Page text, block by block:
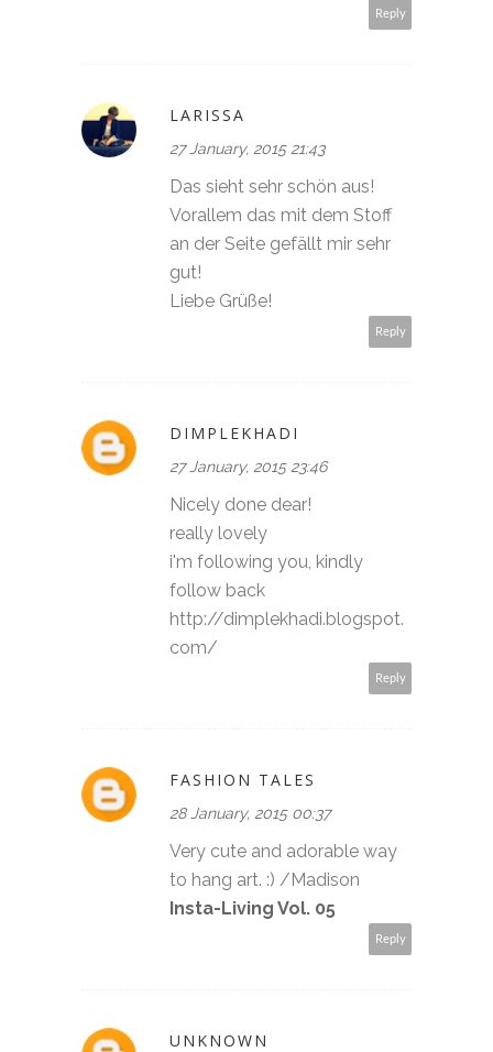
Reply
LARISSA
27 January, 2015 21:43
Das sieht sehr schön aus!
Vorallem das mit dem Stoff
an der Seite gefällt mir sehr
gut!
Liebe Grüße!
Reply
DIMPLEKHADI
27 January, 2015 23:46
Nicely done dear!
really lovely
i'm following you, kindly
follow back
http://dimplekhadi.blogspot.
com/
Reply
FASHION TALES
28 January, 2015 00:37
Very cute and adorable way
to hang art. :) /Madison
Insta-Living Vol. 05
Reply
UNKNOWN